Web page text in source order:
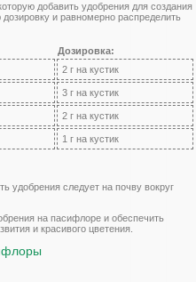
добавить удобрения для создания
и равномерно распределить
Дозировка:
2 г на кустик
3 г на кустик
2 г на кустик
1 г на кустик
удобрения следует на почву вокруг
на пасифлоре и обеспечить
и красивого цветения.